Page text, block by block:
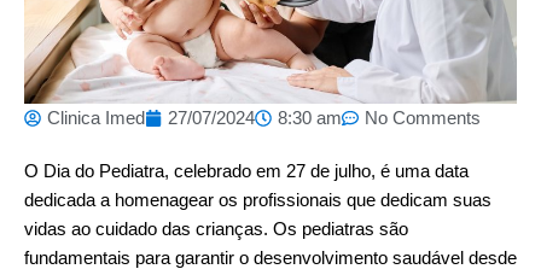
Clinica Imed 27/07/2024 8:30 am No Comments
O Dia do Pediatra, celebrado em 27 de julho, é uma data
dedicada a homenagear os profissionais que dedicam suas
vidas ao cuidado das crianças. Os pediatras são
fundamentais para garantir o desenvolvimento saudável desde